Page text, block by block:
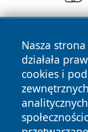
Nasza
działała
cookies i
Copyright © 2026